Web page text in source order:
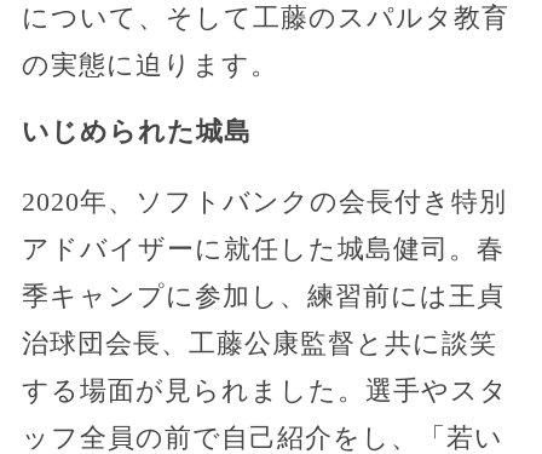
について、そして工藤のスパルタ教育
の実態に迫ります。
いじめられた城島
2020年、ソフトバンクの会長付き特別
アドバイザーに就任した城島健司。春
季キャンプに参加し、練習前には王貞
治球団会長、工藤公康監督と共に談笑
する場面が見られました。選手やスタ
ッフ全員の前で自己紹介をし、「若い